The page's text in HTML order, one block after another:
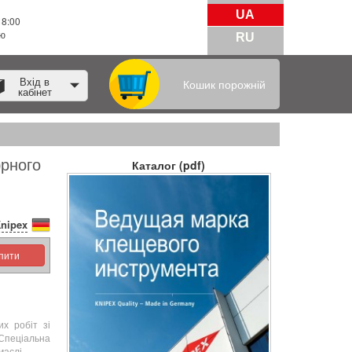
UA
RU
Вхід в
кабінет Кошик порожній
робіт зі
Каталог (pdf)